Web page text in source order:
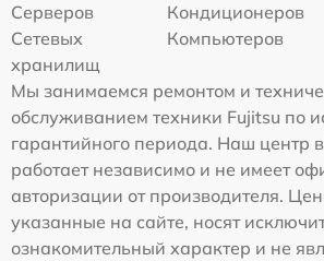
Серверов
Кондиционеров
Сетевых
хранилищ
Компьютеров
Мы занимаемся ремонтом и
обслуживанием техники Fujitsu по
гарантийного периода. Наш центр
работает независимо и не имеет
авторизации от производителя.
указанные на сайте, носят
ознакомительный характер и не